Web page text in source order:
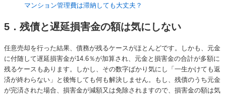
マンション管理費は滞納しても大丈夫？
5．残債と遅延損害金の額は気にしない
任意売却を行った結果、債務が残るケースがほとんどです。しかも、元金
に付随して遅延損害金が14.6％が加算され、元金と損害金の合計が多額に
残るケースもあります。しかし、その数字ばかり気にし「一生かけても返
済が終わらない」と後悔しても何も解決しません。もし、残債のうち元金
が完済された場合、損害金が減額又は免除されますので、損害金の額は気